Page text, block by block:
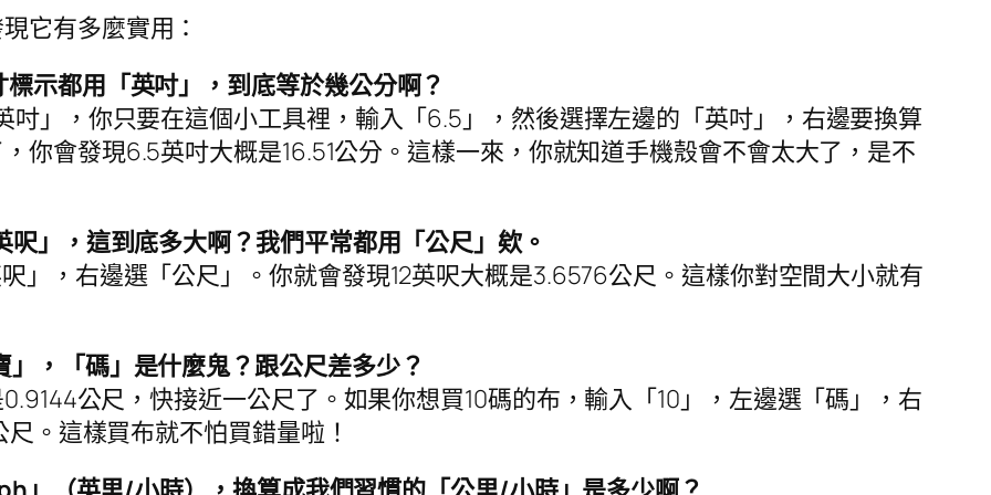
它有多麼實用：
示都用「英吋」，到底等於幾公分啊？
」，你只要在這個小工具裡，輸入「6.5」，然後選擇左邊的「英吋」，右邊要換算
你會發現6.5英吋大概是16.51公分。這樣一來，你就知道手機殼會不會太大了，是不
」，這到底多大啊？我們平常都用「公尺」欸。
」，右邊選「公尺」。你就會發現12英呎大概是3.6576公尺。這樣你對空間大小就有
，「碼」是什麼鬼？跟公尺差多少？
公尺，快接近一公尺了。如果你想買10碼的布，輸入「10」，左邊選「碼」，右
。這樣買布就不怕買錯量啦！